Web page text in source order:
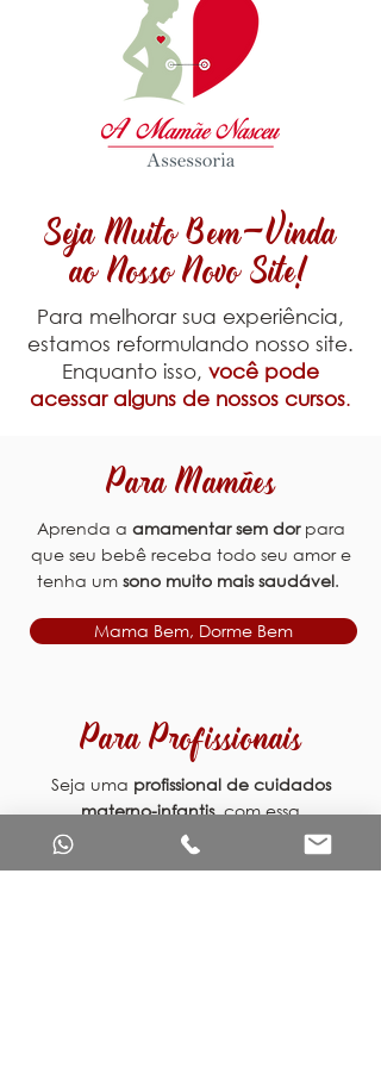
Seja Muito Bem-Vinda
ao Nosso Novo Site!
Para melhorar sua experiência,
estamos reformulando nosso site.
Enquanto isso, você pode
acessar alguns de nossos cursos.
Para Mamães
Aprenda a amamentar sem dorpara
que seu bebê receba todo seu amor e
tenha um sono muito mais saudável.
Mama Bem, Dorme Bem
Para Profissionais
Seja uma profissional de cuidados
materno-infantiscom essa
capacitação completa reconhecida
pelo MEC